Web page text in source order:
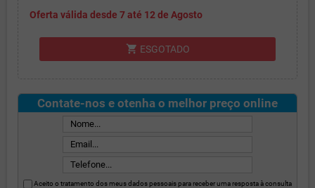
Oferta válida desde 7 até 12 de Agosto
shopping_cart ESGOTADO
Contate-nos e otenha o melhor preço online
Aceito o tratamento dos meus dados pessoais para receber uma resposta à consulta